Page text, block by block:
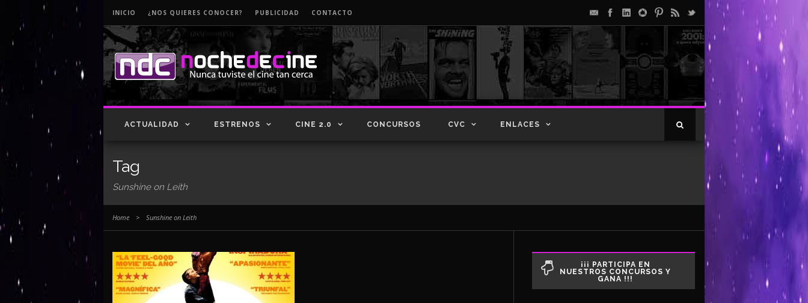
INICIO ¿NOS QUIERES CONOCER? PUBLICIDAD CONTACTO
ACTUALIDAD ESTRENOS CINE 2.0 CONCURSOS CVC ENLACES
Tag
Sunshine on Leith
Home > Sunshine on Leith
¡¡¡ PARTICIPA EN
NUESTROS CONCURSOS Y
GANA !!!